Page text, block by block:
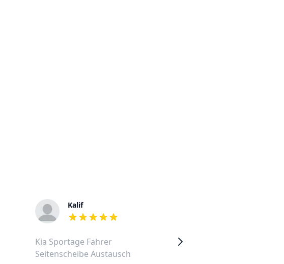
Kalif
out of 5 stars
Kia Sportage Fahrer
Seitenscheibe Austausch
Kia Sportage 2006 Fahrer